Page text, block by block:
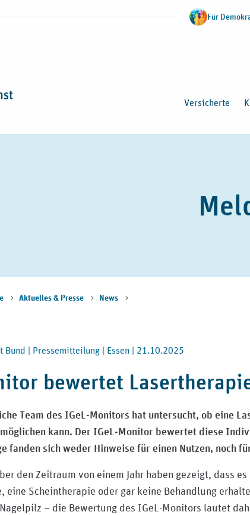
Für
Versicherte
Aktuelles & Presse News
Bund | Pressemitteilung | Essen | 21.10.2025
bewertet
Team des IGeL-Monitors hat untersucht, ob eine
kann. Der IGeL-Monitor bewertet diese
fanden sich weder Hinweise für einen Nutzen, noch
den Zeitraum von einem Jahr haben gezeigt, dass
eine Scheintherapie oder gar keine Behandlung
– die Bewertung des IGeL-Monitors lautet